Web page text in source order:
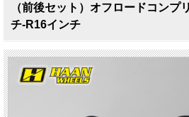
（前後セット）オフロードコンプ
チ-R16インチ